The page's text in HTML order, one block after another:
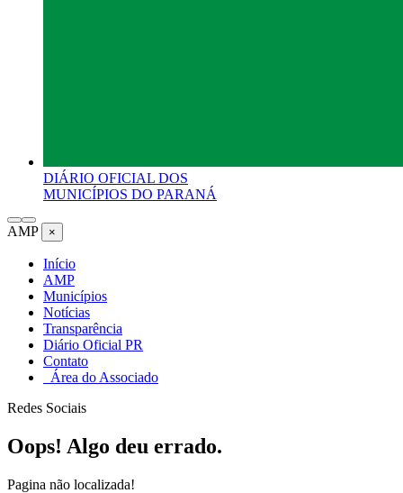
DIÁRIO OFICIAL DOS
MUNICÍPIOS DO PARANÁ
AMP ×
Início
AMP
Municípios
Notícias
Transparência
Diário Oficial PR
Contato
Área do Associado
Redes Sociais
Oops! Algo deu errado.
Pagina não localizada!